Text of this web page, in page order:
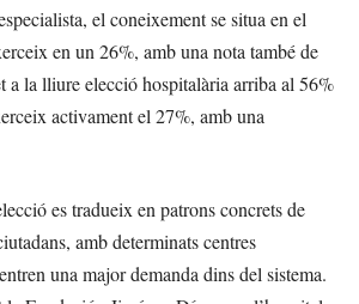
el coneixement se situa en el
en un 26%, amb una nota també de
a la lliure elecció hospitalària arriba al 56%
activament el 27%, amb una
es tradueix en patrons concrets de
amb determinats centres
una major demanda dins del sistema.